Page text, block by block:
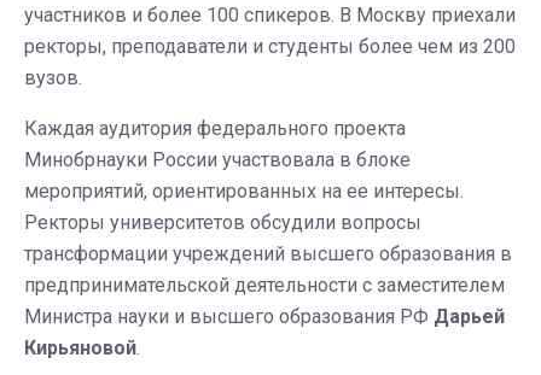
участников и более 100 спикеров. В Москву приехали
ректоры, преподаватели и студенты более чем из 200
вузов.
Каждая аудитория федерального проекта
Минобрнауки России участвовала в блоке
мероприятий, ориентированных на ее интересы.
Ректоры университетов обсудили вопросы
трансформации учреждений высшего образования в
предпринимательской деятельности с заместителем
Министра науки и высшего образования РФ Дарьей
Кирьяновой.